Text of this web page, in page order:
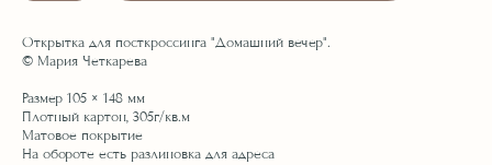
Открытка для посткроссинга "Домашний вечер".
© Мария Четкарева
Размер 105 × 148 мм
Плотный картон, 305г/кв.м
Матовое покрытие
На обороте есть разлиновка для адреса